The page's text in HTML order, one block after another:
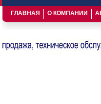
ГЛАВНАЯ О КОМПАНИИ